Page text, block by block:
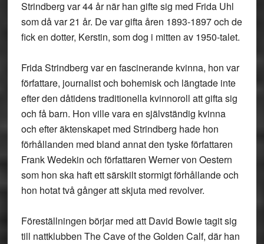
Strindberg var 44 år när han gifte sig med Frida Uhl
som då var 21 år. De var gifta åren 1893-1897 och de
fick en dotter, Kerstin, som dog i mitten av 1950-talet.
Frida Strindberg var en fascinerande kvinna, hon var
författare, journalist och bohemisk och längtade inte
efter den dåtidens traditionella kvinnoroll att gifta sig
och få barn. Hon ville vara en självständig kvinna
och efter äktenskapet med Strindberg hade hon
förhållanden med bland annat den tyske författaren
Frank Wedekin och författaren Werner von Oestern
som hon ska haft ett särskilt stormigt förhållande och
hon hotat två gånger att skjuta med revolver.
Föreställningen börjar med att David Bowie tagit sig
till nattklubben The Cave of the Golden Calf, där han